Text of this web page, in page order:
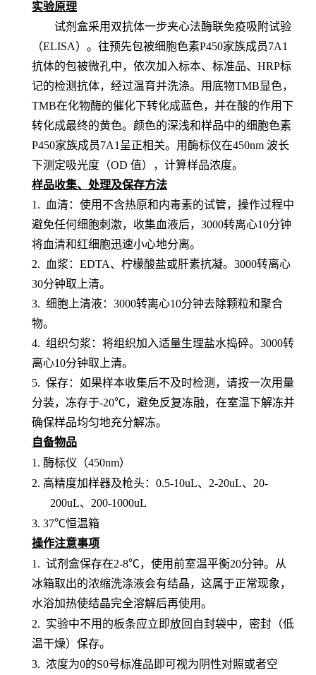
实验原理
试剂盒采用双抗体一步夹心法酶联免疫吸附试验
（ELISA）。 往预先包被细胞色素P450家族成员7A1
抗体的包被微孔中，依次加入标本、标准品、 HRP标
记的检测抗体，经过温育并洗涤。用底物TMB显色，
TMB在化物酶的催化下转化成蓝色，并在酸的作用下
转化成最终的黄色。颜色的深浅和样品中的细胞色素
P450家族成员7A1 呈正相关。用酶标仪在450nm 波长
下测定吸光度（OD 值），计算样品浓度。
样品收集、处理及保存方法
1. 血清：使用不含热原和内毒素的试管，操作过程中
避免任何细胞刺激，收集血液后，3000转离心10分钟
将血清和红细胞迅速小心地分离。
2. 血浆：EDTA、柠檬酸盐或肝素抗凝。3000转离心
30分钟取上清。
3. 细胞上清液：3000转离心10分钟去除颗粒和聚合
物。
4. 组织匀浆：将组织加入适量生理盐水捣碎。3000转
离心10分钟取上清。
5. 保存：如果样本收集后不及时检测，请按一次用量
分装，冻存于-20℃，避免反复冻融，在室温下解冻并
确保样品均匀地充分解冻。
自备物品
1. 酶标仪（450nm）
2. 高精度加样器及枪头： 0.5-10uL、2-20uL、20-
200uL、200-1000uL
3. 37℃恒温箱
操作注意事项
1. 试剂盒保存在2-8℃，使用前室温平衡20分钟。从
冰箱取出的浓缩洗涤液会有结晶，这属于正常现象，
水浴加热使结晶完全溶解后再使用。
2. 实验中不用的板条应立即放回自封袋中，密封（低
温干燥）保存。
3. 浓度为0的S0号标准品即可视为阴性对照或者空